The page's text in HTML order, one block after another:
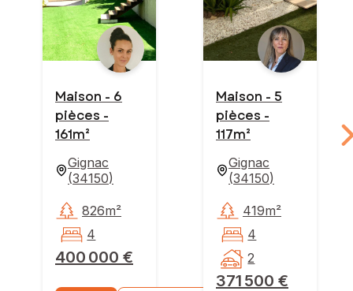
Maison - 6
pièces -
161m²
Gignac
(34150)
400 000 €
826m²
4
Maison - 5
pièces -
117m²
Gignac
(34150)
371 500 €
419m²
4
2